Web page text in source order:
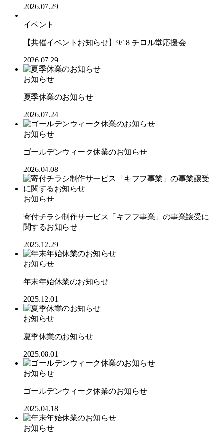
2026.07.29
イベント
【共催イベントお知らせ】9/18 チロル堂応援会
2026.07.29
お知らせ
夏季休業のお知らせ
2026.07.24
お知らせ
ゴールデンウィーク休業のお知らせ
2026.04.08
お知らせ
寄付チラシ制作サービス「キフフ事業」の事業譲受に
関するお知らせ
2025.12.29
お知らせ
年末年始休業のお知らせ
2025.12.01
お知らせ
夏季休業のお知らせ
2025.08.01
お知らせ
ゴールデンウィーク休業のお知らせ
2025.04.18
お知らせ